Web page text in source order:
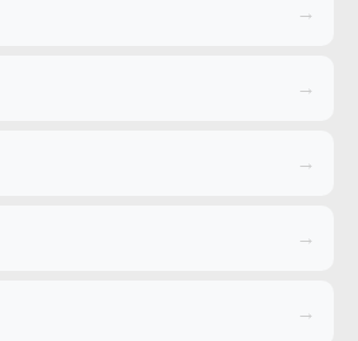
→
→
→
→
→